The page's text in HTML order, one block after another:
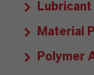
Material
Polymer